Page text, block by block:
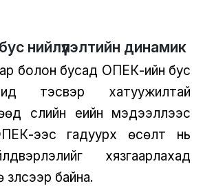
нийлүүлэлтийн динамик
болон бусад ОПЕК-ийн бус
тэсвэр хатуужилтай
сүүлийн үеийн мэдээллээс
ээс гадуурх өсөлт нь
хязгаарлахад
байна.